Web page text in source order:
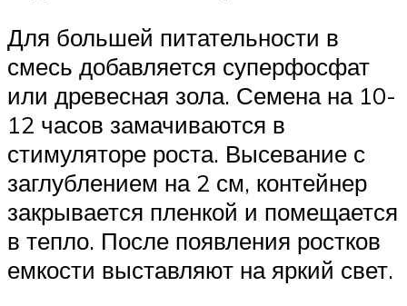
Для большей питательности в
смесь добавляется суперфосфат
или древесная зола. Семена на 10-
12 часов замачиваются в
стимуляторе роста. Высевание с
заглублением на 2 см, контейнер
закрывается пленкой и помещается
в тепло. После появления ростков
емкости выставляют на яркий свет.